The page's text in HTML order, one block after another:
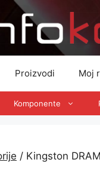
Proizvodi Moj
Komponente
/ Kingston